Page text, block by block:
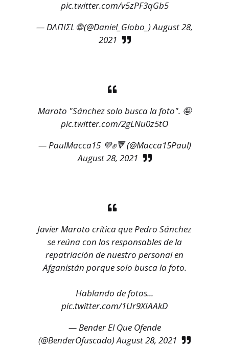
pic.twitter.com/v5zPF3qGb5
— DΛПIΣL 🌐 (@Daniel_Globo_)August 28,
2021
Maroto "Sánchez solo busca la foto". 🤪
pic.twitter.com/2gLNu0z5tO
— PaulMacca15 💜✊🔻 (@Macca15Paul)
August 28, 2021
Javier Maroto crítica que Pedro Sánchez
se reúna con los responsables de la
repatriación de nuestro personal en
Afganistán porque solo busca la foto.
Hablando de fotos...
pic.twitter.com/1Ur9XIAAkD
— Bender El Que Ofende
(@BenderOfuscado)August 28, 2021